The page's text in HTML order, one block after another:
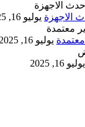
يوليو 16, 2025
يوليو 16, 2025
يوليو 16, 2025